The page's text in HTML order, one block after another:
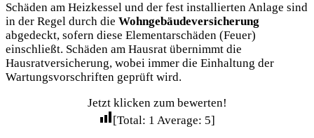
Schäden am Heizkessel und der fest installierten Anlage sind
in der Regel durch die Wohngebäudeversicherung
abgedeckt, sofern diese Elementarschäden (Feuer)
einschließt. Schäden am Hausrat übernimmt die
Hausratversicherung, wobei immer die Einhaltung der
Wartungsvorschriften geprüft wird.
Jetzt klicken zum bewerten!
[Total: 1 Average: 5]